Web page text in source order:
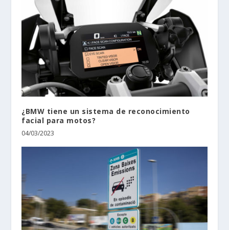
¿BMW tiene un sistema de reconocimiento
facial para motos?
04/03/2023